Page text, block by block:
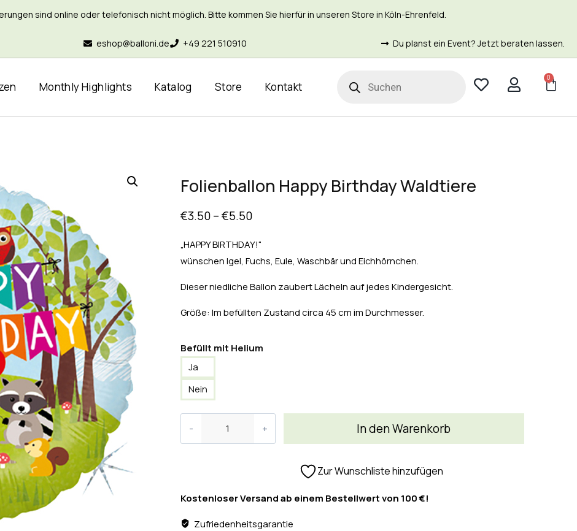
sind online oder telefonisch nicht möglich. Bitte kommen Sie hierfür in unseren Store in Köln-Ehrenfeld.
eshop@balloni.de +49 221 510910 Du planst ein Event? Jetzt beraten lassen.
Monthly Highlights Katalog Store Kontakt
0
Folienballon Happy Birthday Waldtiere
€3.50–€5.50
„HAPPY BIRTHDAY!“
wünschen Igel, Fuchs, Eule, Waschbär und Eichhörnchen.
Dieser niedliche Ballon zaubert Lächeln auf jedes Kindergesicht.
Größe: Im befüllten Zustand circa 45 cm im Durchmesser.
Befüllt mit Helium
Ja
Nein
In den Warenkorb
Zur Wunschliste hinzufügen
Kostenloser Versand ab einem Bestellwert von 100 €!
Zufriedenheitsgarantie